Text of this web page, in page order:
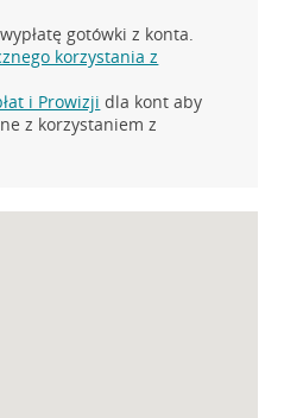
gotówki z konta.
korzystania z
i Prowizji dla kont aby
z korzystaniem z